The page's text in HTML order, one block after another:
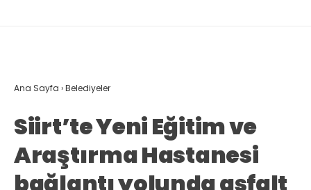
Ana Sayfa ›Belediyeler
Siirt’te Yeni Eğitim ve
Araştırma Hastanesi
bağlantı yolunda asfalt